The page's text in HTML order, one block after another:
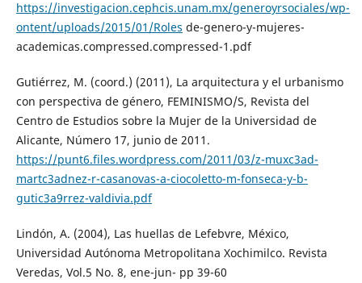
https://investigacion.cephcis.unam.mx/generoyrsociales/wp-
ontent/uploads/2015/01/Roles de-genero-y-mujeres-
academicas.compressed.compressed-1.pdf
Gutiérrez, M. (coord.) (2011), La arquitectura y el urbanismo
con perspectiva de género, FEMINISMO/S, Revista del
Centro de Estudios sobre la Mujer de la Universidad de
Alicante, Número 17, junio de 2011.
https://punt6.files.wordpress.com/2011/03/z-muxc3ad-
martc3adnez-r-casanovas-a-ciocoletto-m-fonseca-y-b-
gutic3a9rrez-valdivia.pdf
Lindón, A. (2004), Las huellas de Lefebvre, México,
Universidad Autónoma Metropolitana Xochimilco. Revista
Veredas, Vol.5 No. 8, ene-jun- pp 39-60